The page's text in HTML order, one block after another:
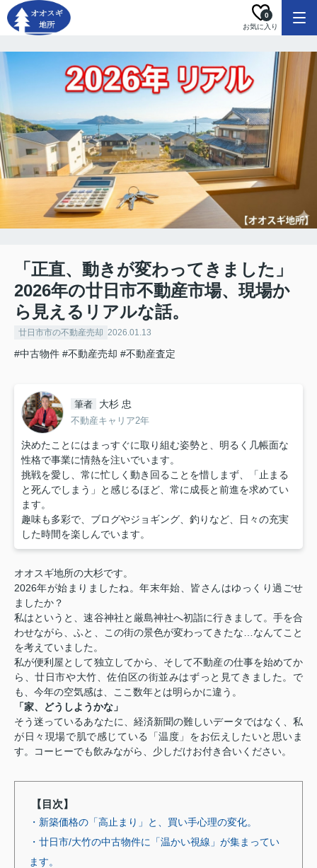
お気に入り
0
「正直、動きが変わってきました」
2026年の廿日市不動産市場、現場か
ら見えるリアルな話。
廿日市市の不動産売却 2026.01.13
#中古物件 #不動産売却 #不動産査定
筆者 大杉 忠
不動産キャリア2年
決めたことにはまっすぐに取り組む姿勢と、明るく几帳面な
性格で事業に情熱を注いでいます。
挑戦を愛し、常に忙しく動き回ることを惜しまず、「止まる
と死んでしまう」と感じるほど、常に成長と前進を求めてい
ます。
趣味も多彩で、ブログやジョギング、釣りなど、日々の充実
した時間を楽しんでいます。
オオスギ地所の大杉です。
2026年が始まりましたね。年末年始、皆さんはゆっくり過ごせ
ましたか？
私はというと、速谷神社と厳島神社へ初詣に行きまして。手を合
わせながら、ふと、この街の景色が変わってきたな…なんてこと
を考えていました。
私が便利屋として独立してから、そして不動産の仕事を始めてか
ら、廿日市や大竹、佐伯区の街並みはずっと見てきました。で
も、今年の空気感は、ここ数年とは明らかに違う。
「家、どうしようかな」
そう迷っているあなたに、経済新聞の難しいデータではなく、私
が日々現場で肌で感じている「温度」をお伝えしたいと思いま
す。コーヒーでも飲みながら、少しだけお付き合いください。
【目次】
・新築価格の「高止まり」と、買い手心理の変化。
・廿日市/大竹の中古物件に「温かい視線」が集まってい
ます。